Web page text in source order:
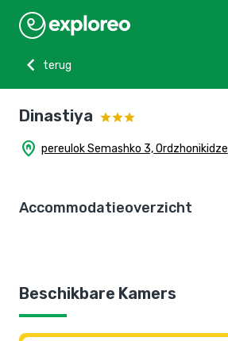
chevron_left
terug
Dinastiya
home_pin pereulok Semashko 3, Ordzhonikidze
Accommodatieoverzicht
Beschikbare Kamers